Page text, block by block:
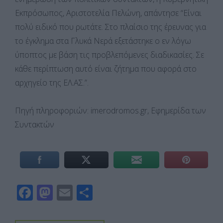
Εκπρόσωπος, Αριστοτελία Πελώνη, απάντησε “Είναι
πολύ ειδικό που ρωτάτε. Στο πλαίσιο της έρευνας για
το έγκλημα στα Γλυκά Νερά εξετάστηκε ο εν λόγω
ύποπτος με βάση τις προβλεπόμενες διαδικασίες. Σε
κάθε περίπτωση αυτό είναι ζήτημα που αφορά στο
αρχηγείο της ΕΛ.ΑΣ.”.
Πηγή πληροφοριών: imerodromos.gr, Εφημερίδα των
Συντακτών
F M E